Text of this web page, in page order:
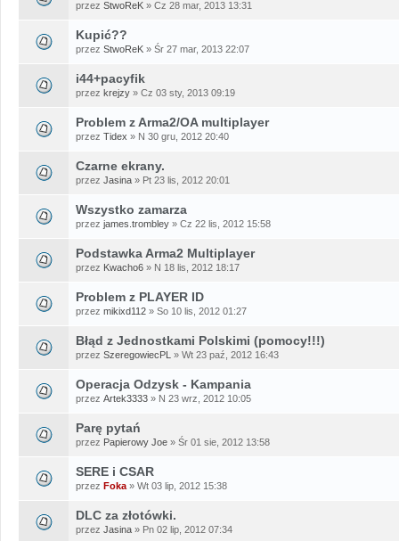
przez StwoReK » Cz 28 mar, 2013 13:31
Kupić??
przez StwoReK » Śr 27 mar, 2013 22:07
i44+pacyfik
przez krejzy » Cz 03 sty, 2013 09:19
Problem z Arma2/OA multiplayer
przez Tidex » N 30 gru, 2012 20:40
Czarne ekrany.
przez Jasina » Pt 23 lis, 2012 20:01
Wszystko zamarza
przez james.trombley » Cz 22 lis, 2012 15:58
Podstawka Arma2 Multiplayer
przez Kwacho6 » N 18 lis, 2012 18:17
Problem z PLAYER ID
przez mikixd112 » So 10 lis, 2012 01:27
Błąd z Jednostkami Polskimi (pomocy!!!)
przez SzeregowiecPL » Wt 23 paź, 2012 16:43
Operacja Odzysk - Kampania
przez Artek3333 » N 23 wrz, 2012 10:05
Parę pytań
przez Papierowy Joe » Śr 01 sie, 2012 13:58
SERE i CSAR
przez Foka » Wt 03 lip, 2012 15:38
DLC za złotówki.
przez Jasina » Pn 02 lip, 2012 07:34